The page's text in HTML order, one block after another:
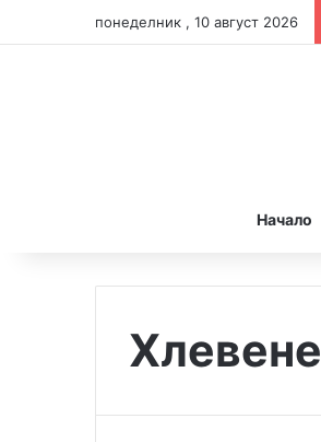
понеделник , 10 август 2026
Начало
Хлевене